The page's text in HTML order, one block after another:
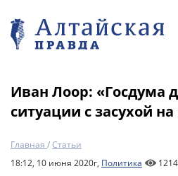
Иван Лоор: «Госдума
ситуации с засухой
Главная /Статьи
18:12, 10 июня 2020г, Политика 1214